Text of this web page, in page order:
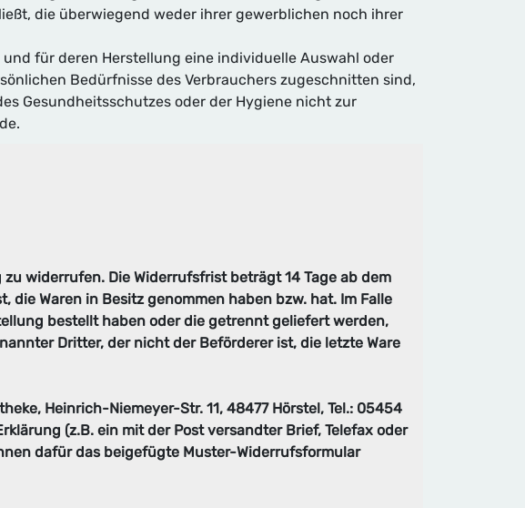
die überwiegend weder ihrer gewerblichen noch ihrer
für deren Herstellung eine individuelle Auswahl oder
Bedürfnisse des Verbrauchers zugeschnitten sind,
Gesundheitsschutzes oder der Hygiene nicht zur
widerrufen. Die Widerrufsfrist beträgt 14 Tage ab dem
Waren in Besitz genommen haben bzw. hat. Im Falle
bestellt haben oder die getrennt geliefert werden,
Dritter, der nicht der Beförderer ist, die letzte Ware
Heinrich-Niemeyer-Str. 11, 48477 Hörstel, Tel.: 05454
(z.B. ein mit der Post versandter Brief, Telefax oder
dafür das beigefügte Muster-Widerrufsformular